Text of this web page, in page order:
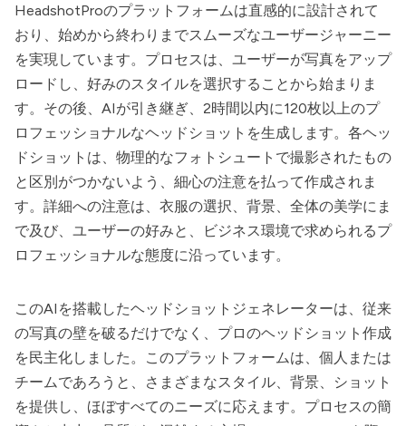
HeadshotProのプラットフォームは直感的に設計されて
おり、始めから終わりまでスムーズなユーザージャーニー
を実現しています。プロセスは、ユーザーが写真をアップ
ロードし、好みのスタイルを選択することから始まりま
す。その後、AIが引き継ぎ、2時間以内に120枚以上のプ
ロフェッショナルなヘッドショットを生成します。各ヘッ
ドショットは、物理的なフォトシュートで撮影されたもの
と区別がつかないよう、細心の注意を払って作成されま
す。詳細への注意は、衣服の選択、背景、全体の美学にま
で及び、ユーザーの好みと、ビジネス環境で求められるプ
ロフェッショナルな態度に沿っています。
このAIを搭載したヘッドショットジェネレーターは、従来
の写真の壁を破るだけでなく、プロのヘッドショット作成
を民主化しました。このプラットフォームは、個人または
チームであろうと、さまざまなスタイル、背景、ショット
を提供し、ほぼすべてのニーズに応えます。プロセスの簡